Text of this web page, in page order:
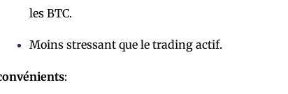
les BTC.
Moins stressant que le trading actif.
: